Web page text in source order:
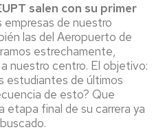
salen con su primer
empresas de nuestro
las del Aeropuerto de
estrechamente,
nuestro centro. El objetivo:
estudiantes de últimos
de esto? Que
etapa final de su carrera ya